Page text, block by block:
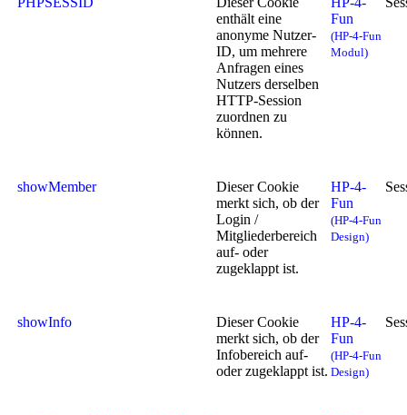
enthält eine
anonyme Nutzer-
ID, um mehrere
Anfragen eines
Nutzers derselben
HTTP-Session
zuordnen zu
können.
Fun
(HP-4-Fun
Modul)
showMember
Dieser Cookie
merkt sich, ob der
Login /
Mitgliederbereich
auf- oder
zugeklappt ist.
HP-4-
Fun
(HP-4-Fun
Design)
showInfo
Dieser Cookie
merkt sich, ob der
Infobereich auf-
oder zugeklappt ist.
HP-4-
Fun
(HP-4-Fun
Design)